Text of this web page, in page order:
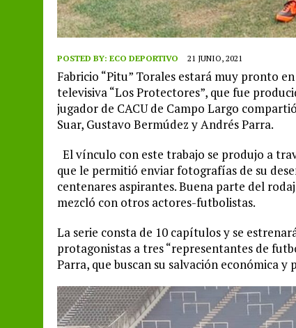
POSTED BY: ECO DEPORTIVO 21 JUNIO, 2021
Fabricio “Pitu” Torales estará muy pronto
televisiva “Los Protectores”, que fue
jugador de CACU de Campo Largo
Suar, Gustavo Bermúdez y Andrés Parra.
El vínculo con este trabajo se produjo a
que le permitió enviar fotografías de su
centenares aspirantes. Buena parte del
mezcló con otros actores-futbolistas.
La serie consta de 10 capítulos y se
protagonistas a tres “representantes de
Parra, que buscan su salvación económica